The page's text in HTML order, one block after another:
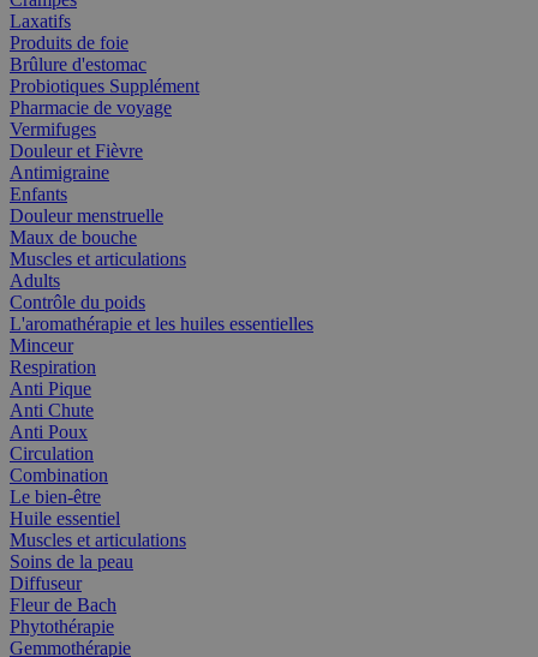
Laxatifs
Produits de foie
Brûlure d'estomac
Probiotiques Supplément
Pharmacie de voyage
Vermifuges
Douleur et Fièvre
Antimigraine
Enfants
Douleur menstruelle
Maux de bouche
Muscles et articulations
Adults
Contrôle du poids
L'aromathérapie et les huiles essentielles
Minceur
Respiration
Anti Pique
Anti Chute
Anti Poux
Circulation
Combination
Le bien-être
Huile essentiel
Muscles et articulations
Soins de la peau
Diffuseur
Fleur de Bach
Phytothérapie
Gemmothérapie